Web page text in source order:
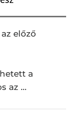
előző
a
az …